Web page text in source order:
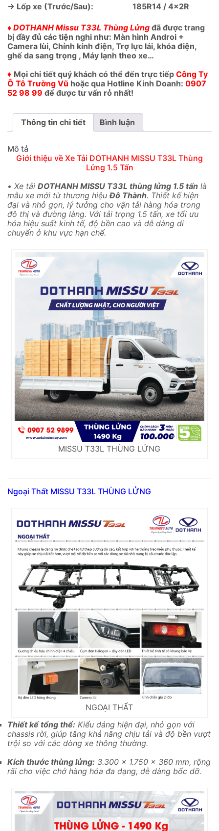
→ Lốp xe (Trước/Sau):
185R14 / 4x2R
♦ DOTHANH Missu T33L Thùng Lửng đã được trang
bị đầy đủ các tiện nghi như: Màn hình Androi +
Camera lùi, Chỉnh kính điện, Trợ lực lái, khóa điện,
ghế da sang trọng , Máy lạnh theo xe…
♦ Mọi chi tiết quý khách có thể đến trực tiếp Công Ty
Ô Tô Trường Vũ hoặc qua Hotline Kinh Doanh: 0907
52 98 99 để được tư vấn rỏ nhất!
Thông tin chi tiết Bình luận
Mô tả
Giới thiệu về Xe Tải DOTHANH MISSU T33L Thùng
Lửng 1.5 Tấn
• Xe tải DOTHANH MISSU T33L thùng lửng 1.5 tấn là
mẫu xe mới từ thương hiệuĐô Thành. Thiết kế hiện
đại và nhỏ gọn, lý tưởng cho vận tải hàng hóa trong
đô thị và đường làng. Với tải trọng 1.5 tấn, xe tối ưu
hóa hiệu suất kinh tế, độ bền cao và dễ dàng di
chuyển ở khu vực hạn chế.
MISSU T33L THÙNG LỬNG
Ngoại Thất MISSU T33L THÙNG LỬNG
NGOẠI THẤT
Thiết kế tổng thể: Kiểu dáng hiện đại, nhỏ gọn với
chassis rời, giúp tăng khả năng chịu tải và độ bền vượt
trội so với các dòng xe thông thường.
Kích thước thùng lửng: 3.300 x 1.750 x 360 mm, rộng
rãi cho việc chở hàng hóa đa dạng, dễ dàng bốc dỡ.